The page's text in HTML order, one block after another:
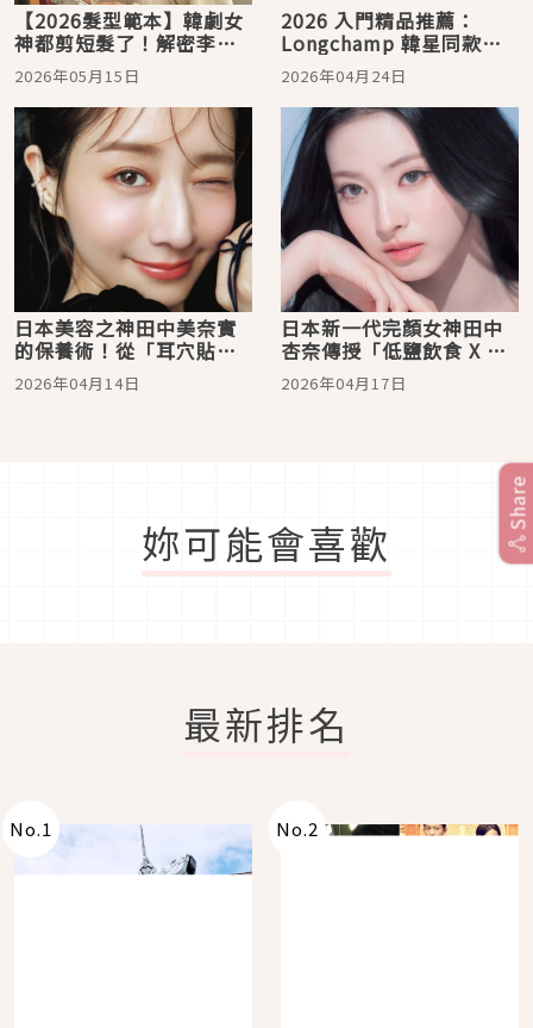
【2026髮型範本】韓劇女
神都剪短髮了！解密李世
榮「空氣感柔霧短鮑伯」
與 Nana「法式復古小
捲」，立即預約這4個爆款
髮型
2026年05月15日
2026 入門精品推薦：
Longchamp 韓星同款包
Top 4，金世正、惠利私
服最愛的高 CP 值清單
2026年04月24日
日本美容之神田中美奈實
的保養術！從「耳穴貼護
理」到「精製水敷臉」，
連胸部、腳跟都不放過的
2026年04月14日
日本新一代完顏女神田中
杏奈傳授「低鹽飲食 X 冰
鎮滾輪法」！4秘訣解密
「絕美貓系顏」背後的精
2026年04月17日
妳可能會喜歡
最新排名
No.1 No.2
Share